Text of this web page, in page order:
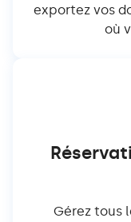
exportez vos
où
Gérez tous